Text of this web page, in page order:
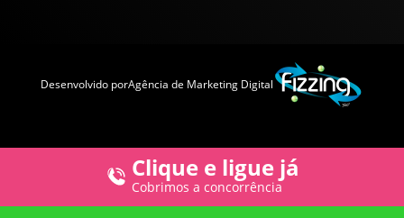
Clique e ligue já
Cobrimos a concorrência
Desenvolvido porAgência de Marketing Digital